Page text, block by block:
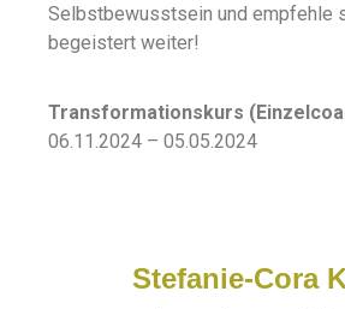
Selbstbewusstsein und empfehle
begeistert weiter!
Transformationskurs
06.11.2024 – 05.05.2024
Stefanie-Cora